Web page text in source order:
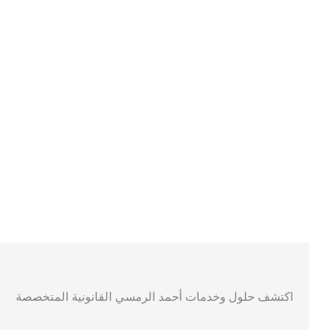
اكتشف حلول وخدمات أحمد الرمسي القانونية المتخصصة